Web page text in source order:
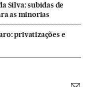
Silva: subidas de
as minorias
privatizações e